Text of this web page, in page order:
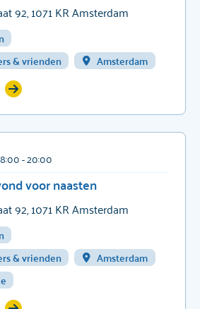
92, 1071 KR Amsterdam
& vrienden
Amsterdam
- 20:00
voor naasten
92, 1071 KR Amsterdam
& vrienden
Amsterdam